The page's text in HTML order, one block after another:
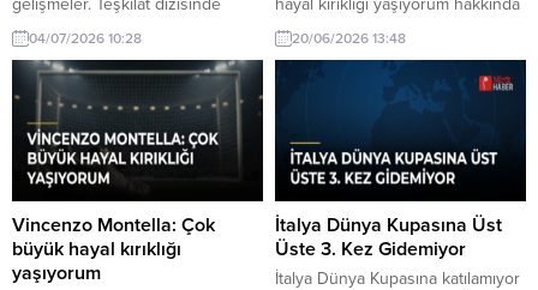
gelişmeler. Teşkilat dizisinde
yaşanan üzücü veda, izleyicileri
derinden etkiledi. Hayranlar, bu
durum karşısında hayal kırıklığı
yaşadı.
04/07/2026 10:28
hayal kırıklığı yaşıyorum hakkında
son gelişmeler. Vincenzo
Montella, yaşadığı hayal kırıklığını
dile getirerek, bu durumun
kariyerine etkilerini
değerlendiriyor. Montella'nın
açıklamaları dikkat çekti.
20/06/2026 13:48
Vincenzo Montella: Çok
büyük hayal kırıklığı
yaşıyorum
İtalya Dünya Kupasına Üst
Üste 3. Kez Gidemiyor
İtalya Dünya Kupasına katılamıyor